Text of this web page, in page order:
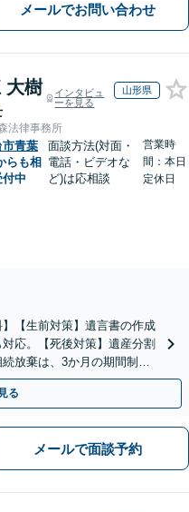
メールでお問い合わせ
大樹
インタビュ
ーを見る
山形県
法律事務所
市青葉
らも相
中
面談方法(対面・
電話・ビデオな
ど)は応相談
営業時
間：本日
定休日
【生前対策】遺言書の作成
応。【死後対策】遺産分割
放棄は、3か月の期間制限
無料駐車場あり】
る
メールで面談予約